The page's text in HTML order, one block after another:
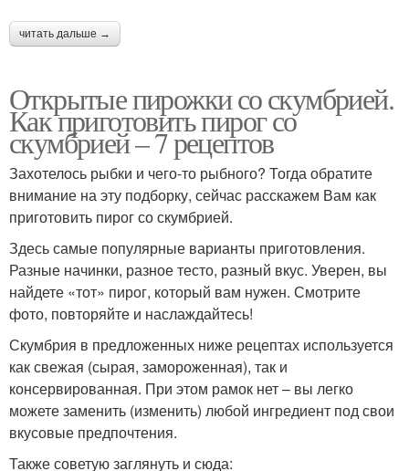
читать дальше →
Открытые пирожки со скумбрией.
Как приготовить пирог со
скумбрией – 7 рецептов
Захотелось рыбки и чего-то рыбного? Тогда обратите
внимание на эту подборку, сейчас расскажем Вам как
приготовить пирог со скумбрией.
Здесь самые популярные варианты приготовления.
Разные начинки, разное тесто, разный вкус. Уверен, вы
найдете «тот» пирог, который вам нужен. Смотрите
фото, повторяйте и наслаждайтесь!
Скумбрия в предложенных ниже рецептах используется
как свежая (сырая, замороженная), так и
консервированная. При этом рамок нет – вы легко
можете заменить (изменить) любой ингредиент под свои
вкусовые предпочтения.
Также советую заглянуть и сюда: